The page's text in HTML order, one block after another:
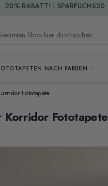
Shop hier durchsuchen...
NACH FARBEN
VERSANDKOSTENFREI
Fototapete
Fototapete